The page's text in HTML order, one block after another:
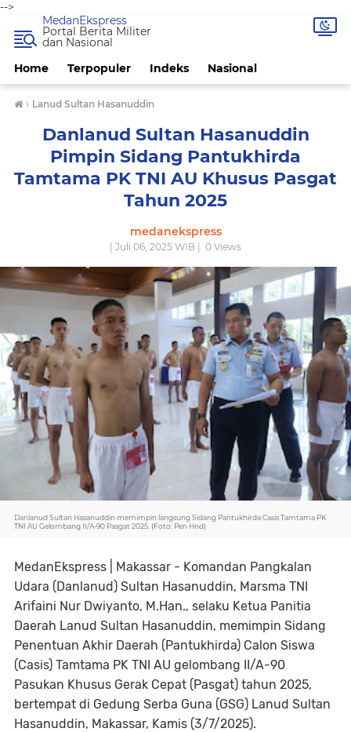
-->
Home Terpopuler Indeks Nasional
MedanEkspress
Portal Berita Militer
dan Nasional
› Lanud Sultan Hasanuddin
Danlanud Sultan Hasanuddin
Pimpin Sidang Pantukhirda
Tamtama PK TNI AU Khusus Pasgat
Tahun 2025
medanekspress
| Juli 06, 2025 WIB | 0 Views
Danlanud Sultan Hasanuddin memimpin langsung Sidang Pantukhirda Casis Tamtama PK
TNI AU Gelombang II/A-90 Pasgat 2025. (Foto: Pen Hnd)
MedanEkspress | Makassar - Komandan Pangkalan
Udara (Danlanud) Sultan Hasanuddin, Marsma TNI
Arifaini Nur Dwiyanto, M.Han., selaku Ketua Panitia
Daerah Lanud Sultan Hasanuddin, memimpin Sidang
Penentuan Akhir Daerah (Pantukhirda) Calon Siswa
(Casis) Tamtama PK TNI AU gelombang II/A-90
Pasukan Khusus Gerak Cepat (Pasgat) tahun 2025,
bertempat di Gedung Serba Guna (GSG) Lanud Sultan
Hasanuddin, Makassar, Kamis (3/7/2025).